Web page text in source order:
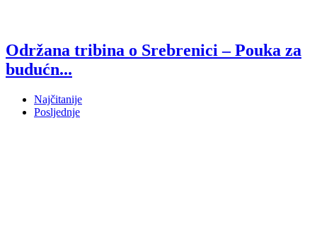
Održana tribina o Srebrenici – Pouka za
budućn...
Najčitanije
Posljednje